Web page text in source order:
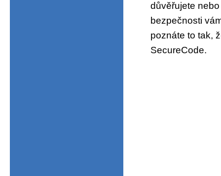
důvěřujete
bezpečnosti
poznáte to tak,
SecureCode.